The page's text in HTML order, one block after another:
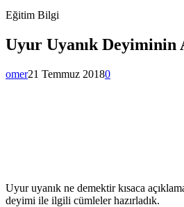
Eğitim Bilgi
Uyur Uyanık Deyiminin
omer21 Temmuz 20180
Uyur uyanık ne demektir kısaca
deyimi ile ilgili cümleler hazırladık.